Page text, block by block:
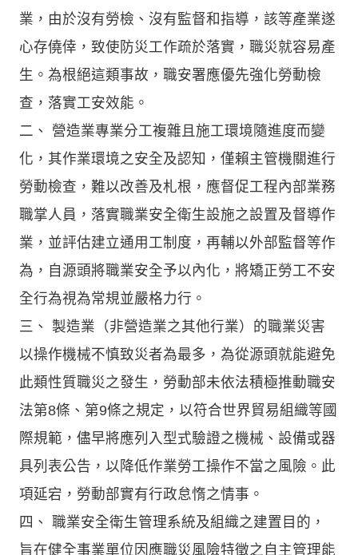
業，由於沒有勞檢、沒有監督和指導，該等產業遂
心存僥倖，致使防災工作疏於落實，職災就容易產
生。為根絕這類事故，職安署應優先強化勞動檢
查，落實工安效能。
二、 營造業專業分工複雜且施工環境隨進度而變
化，其作業環境之安全及認知，僅賴主管機關進行
勞動檢查，難以改善及札根，應督促工程內部業務
職掌人員，落實職業安全衛生設施之設置及督導作
業，並評估建立通用工制度，再輔以外部監督等作
為，自源頭將職業安全予以內化，將矯正勞工不安
全行為視為常規並嚴格力行。
三、 製造業（非營造業之其他行業）的職業災害
以操作機械不慎致災者為最多，為從源頭就能避免
此類性質職災之發生，勞動部未依法積極推動職安
法第8條、第9條之規定，以符合世界貿易組織等國
際規範，儘早將應列入型式驗證之機械、設備或器
具列表公告，以降低作業勞工操作不當之風險。此
項延宕，勞動部實有行政怠惰之情事。
四、 職業安全衛生管理系統及組織之建置目的，
旨在健全事業單位因應職災風險特徵之自主管理能